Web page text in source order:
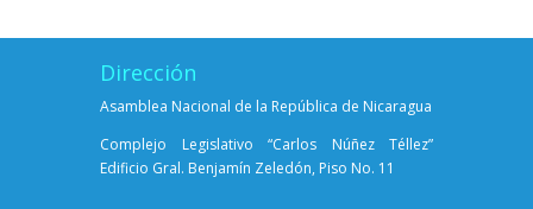
Dirección
Asamblea Nacional de la República de Nicaragua
Complejo Legislativo “Carlos Núñez Téllez”
Edificio Gral. Benjamín Zeledón, Piso No. 11